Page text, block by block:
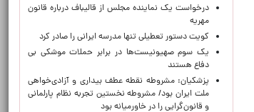
درخواست یک نماینده مجلس از قالیباف درباره قانون
مهریه
کویت دستور تعطیلی تنها مدرسه ایرانی را صادر کرد
یک‌ سوم صهیونیست‌ها در برابر حملات موشکی بی
دفاع هستند
پزشکیان: مشروطه نقطه عطف بیداری و آزادی‌خواهی
ملت ایران بود/ مشروطه نخستین تجربه نظام پارلمانی
و قانون‌گرایی را در خاورمیانه بود